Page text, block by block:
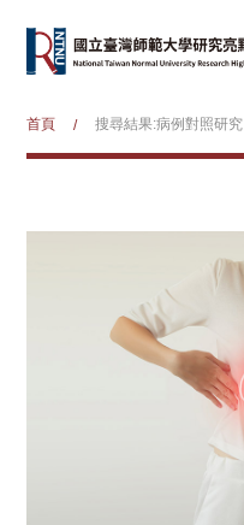
首頁 / 搜尋結果:病例對照研究